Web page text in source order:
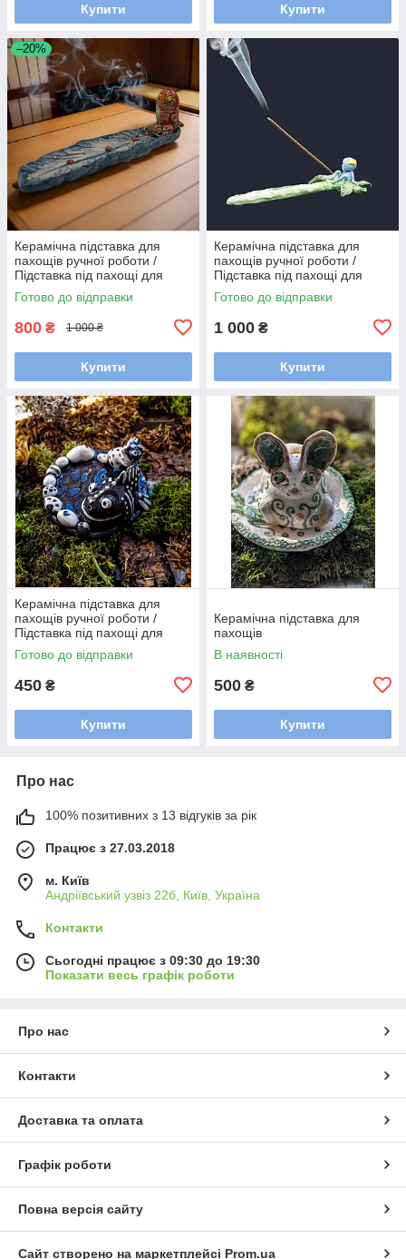
Купити Купити
–20%
Керамічна підставка для
пахощів ручної роботи /
Підставка під пахощі для
аромапаличок
Готово до відправки
800 ₴ 1 000 ₴
Купити
Керамічна підставка для
пахощів ручної роботи /
Підставка під пахощі для
аромапаличок
Готово до відправки
1 000 ₴
Купити
Керамічна підставка для
пахощів ручної роботи /
Підставка під пахощі для
аромапаличок
Готово до відправки
450 ₴
Купити
Керамічна підставка для
пахощів
В наявності
500 ₴
Купити
Про нас
100% позитивних з 13 відгуків за рік
Працює з 27.03.2018
м. Київ
Андріївський узвіз 22б, Київ, Україна
Контакти
Сьогодні працює з 09:30 до 19:30
Показати весь графік роботи
Про нас
Контакти
Доставка та оплата
Графік роботи
Повна версія сайту
Сайт створено на маркетплейсі Prom.ua